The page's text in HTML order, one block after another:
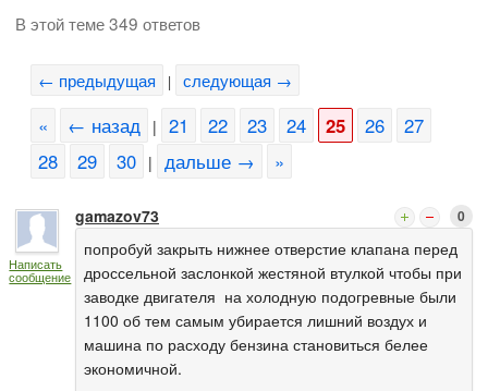
В этой теме 349 ответов
← предыдущая | следующая →
« ← назад | 21 22 23 24 25 26
27
28
29 30 | дальше → »
Написать
сообщение
gamazov73 0
попробуй закрыть нижнее отверстие клапана перед
дроссельной заслонкой жестяной втулкой чтобы при
заводке двигателя на холодную подогревные были
1100 об тем самым убирается лишний воздух и
машина по расходу бензина становиться белее
экономичной.